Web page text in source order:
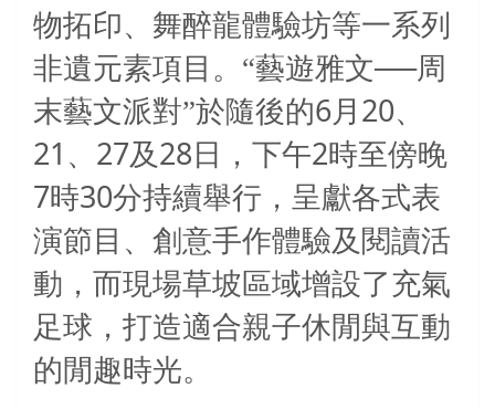
物拓印、舞醉龍體驗坊等一系列
非遺元素項目。“藝遊雅文──周
末藝文派對”於隨後的6月 20、
21 、 27及 28 日，下午2時至傍晚
7時30分持續舉行，呈獻各式表
演節目、創意手作體驗及閱讀活
動，而現場草坡區域增設了充氣
足球，打造適合親子休閒與互動
的閒趣時光。